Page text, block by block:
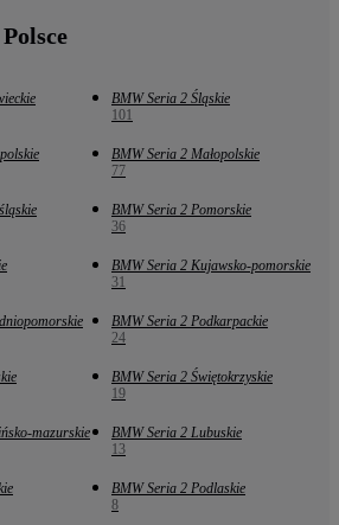
BMW Seria 2 Śląskie
101
BMW Seria 2 Małopolskie
77
BMW Seria 2 Pomorskie
36
BMW Seria 2 Kujawsko-pomorskie
31
BMW Seria 2 Podkarpackie
24
BMW Seria 2 Świętokrzyskie
19
mazurskie
BMW Seria 2 Lubuskie
13
BMW Seria 2 Podlaskie
8